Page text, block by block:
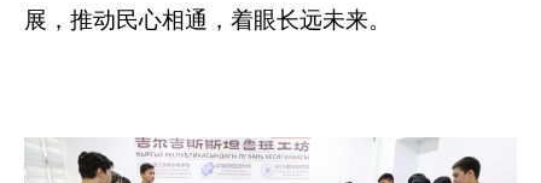
展，推动民心相通，着眼长远未来。